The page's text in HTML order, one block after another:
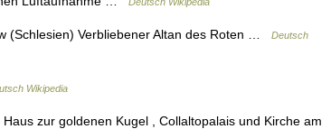
(Schlesien) Verbliebener Altan des Roten …
Deutsch
Wikipedia
zur goldenen Kugel , Collaltopalais und Kirche am